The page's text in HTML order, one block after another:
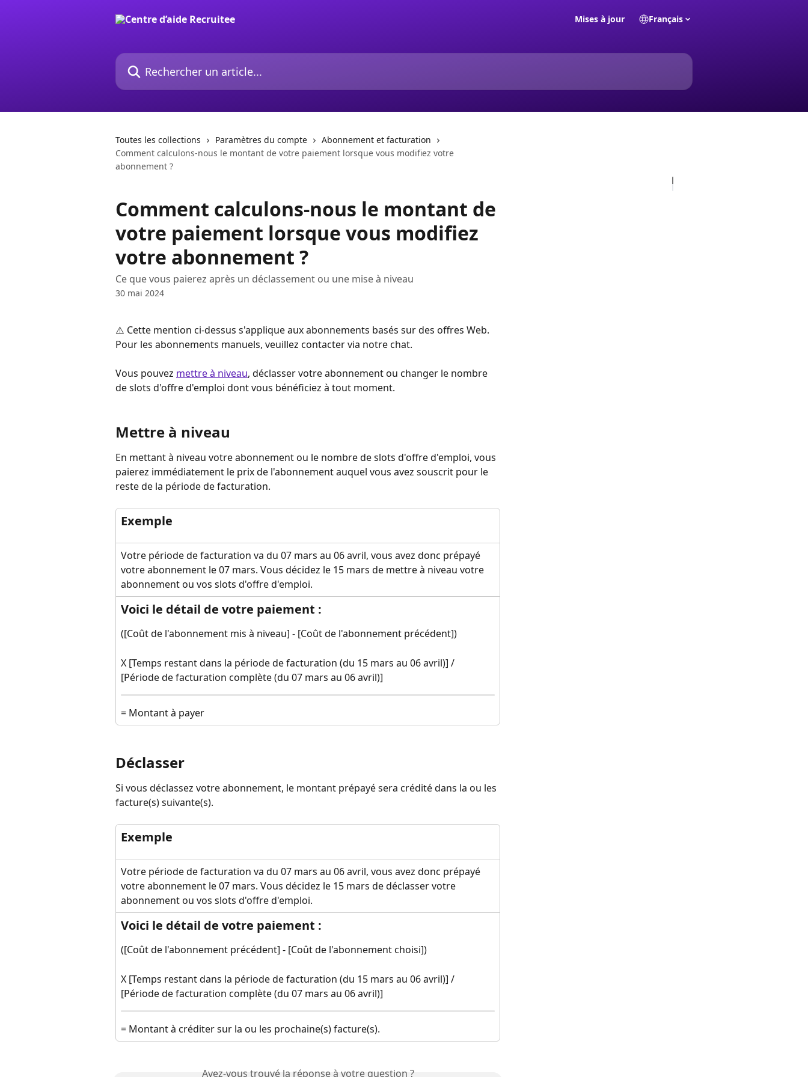
Mises à jour Français
Rechercher un article...
Toutes les collections Paramètres du compte
Abonnement et facturation
Comment calculons-nous le montant de votre paiement lorsque vous modifiez votre
abonnement ?
Comment calculons-nous le montant de
votre paiement lorsque vous modifiez
votre abonnement ?
Ce que vous paierez après un déclassement ou une mise à niveau
30 mai 2024
⚠️ Cette mention ci-dessus s'applique aux abonnements basés sur des offres Web.
Pour les abonnements manuels, veuillez contacter via notre chat.
Vous pouvez mettre à niveau, déclasser votre abonnement ou changer le nombre
de slots d'offre d'emploi dont vous bénéficiez à tout moment.
Mettre à niveau
En mettant à niveau votre abonnement ou le nombre de slots d'offre d'emploi, vous
paierez immédiatement le prix de l'abonnement auquel vous avez souscrit pour le
reste de la période de facturation.
Exemple
Votre période de facturation va du 07 mars au 06 avril, vous avez donc prépayé
votre abonnement le 07 mars. Vous décidez le 15 mars de mettre à niveau votre
abonnement ou vos slots d'offre d'emploi.
Voici le détail de votre paiement :
([Coût de l'abonnement mis à niveau] - [Coût de l'abonnement précédent])
X [Temps restant dans la période de facturation (du 15 mars au 06 avril)] /
[Période de facturation complète (du 07 mars au 06 avril)]
= Montant à payer
Déclasser
Si vous déclassez votre abonnement, le montant prépayé sera crédité dans la ou les
facture(s) suivante(s).
Exemple
Votre période de facturation va du 07 mars au 06 avril, vous avez donc prépayé
votre abonnement le 07 mars. Vous décidez le 15 mars de déclasser votre
abonnement ou vos slots d'offre d'emploi.
Voici le détail de votre paiement :
([Coût de l'abonnement précédent] - [Coût de l'abonnement choisi])
X [Temps restant dans la période de facturation (du 15 mars au 06 avril)] /
[Période de facturation complète (du 07 mars au 06 avril)]
= Montant à créditer sur la ou les prochaine(s) facture(s).
Avez-vous trouvé la réponse à votre question ?